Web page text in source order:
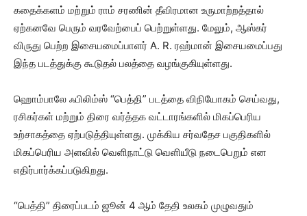
கதைக்களம் மற்றும் ராம் சரணின் தீவிரமான உருமாற்றத்தால்
ஏற்கனவே பெரும் வரவேற்பைப் பெற்றுள்ளது. மேலும், ஆஸ்கர்
விருது பெற்ற இசையமைப்பாளர் A. R. ரஹ்மான் இசையமைப்பது
இந்த படத்துக்கு கூடுதல் பலத்தை வழங்குகியுள்ளது.
ஹொம்பாலே ஃபிலிம்ஸ் “பெத்தி” படத்தை விநியோகம் செய்வது,
ரசிகர்கள் மற்றும் திரை வர்த்தக வட்டாரங்களில் மிகப்பெரிய
உற்சாகத்தை ஏற்படுத்தியுள்ளது. முக்கிய சர்வதேச பகுதிகளில்
மிகப்பெரிய அளவில் வெளிநாட்டு வெளியீடு நடைபெறும் என
எதிர்பார்க்கப்படுகிறது.
“பெத்தி” திரைப்படம் ஜூன் 4 ஆம் தேதி உலகம் முழுவதும்